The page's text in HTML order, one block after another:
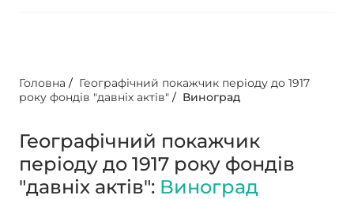
Головна / Географічний покажчик періоду до 1917
року фондів "давніх актів" / Виноград
Географічний покажчик
періоду до 1917 року фондів
"давніх актів": Виноград